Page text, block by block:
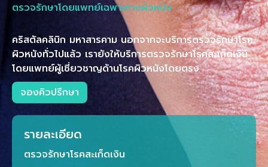
ตรวจรักษาโดยแพทย์เฉพาะทางผิวหนัง
คริสตัลคลินิก มหาสารคาม นอกจากจะบริการตรวจรักษาโรค
ผิวหนังทั่วไปแล้ว เรายังให้บริการตรวจรักษาโรคสะเก็ดเงิน
โดยแพทย์ผู้เชี่ยวชาญด้านโรคผิวหนังโดยตรง
จองคิวปรึกษา
รายละเอียด
ตรวจรักษาโรคสะเก็ดเงิน